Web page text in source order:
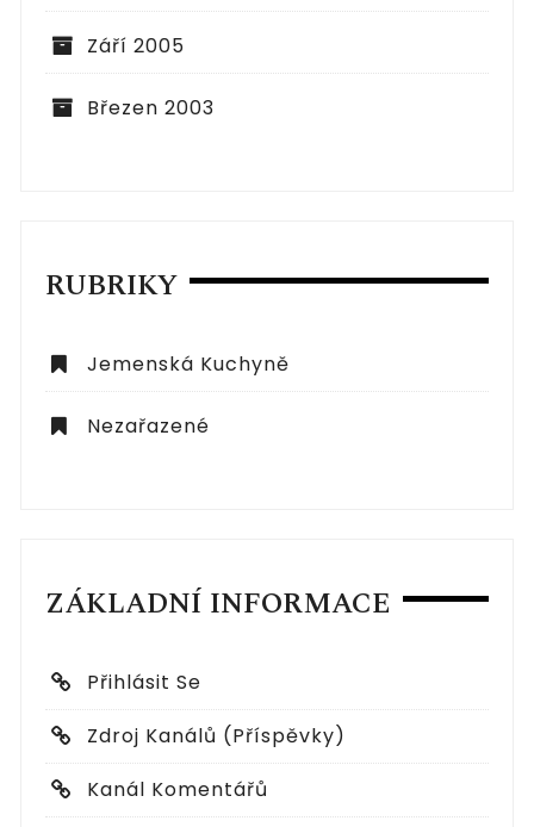
Září 2005
Březen 2003
RUBRIKY
Jemenská Kuchyně
Nezařazené
ZÁKLADNÍ INFORMACE
Přihlásit Se
Zdroj Kanálů (příspěvky)
Kanál Komentářů